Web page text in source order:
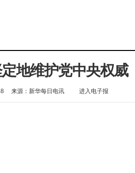
地维护党中央权威
来源：新华每日电讯 进入电子报